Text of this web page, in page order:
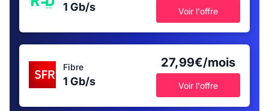
1 Gb/s Voir l'offre
Fibre
1 Gb/s
27,99€/mois
Voir l'offre